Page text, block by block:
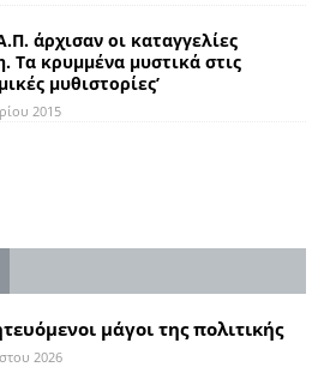
άρχισαν οι καταγγελίες
Τα κρυμμένα μυστικά στις
μυθιστορίες’
2015
μάγοι της πολιτικής
2026